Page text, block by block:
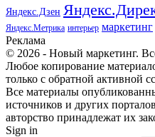
Яндекс.Дзен
Яндекс.Метрика интерьер маркетинг
Реклама
© 2026 - Новый маркетинг.
Любое копирование
только с обратной активной
Все материалы
источников и других
авторство принадлежат их
Sign in